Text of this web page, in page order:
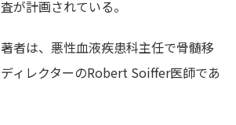
が計画されている。
者は、悪性血液疾患科主任で骨髄移
ィレクターのRobert Soiffer医師であ